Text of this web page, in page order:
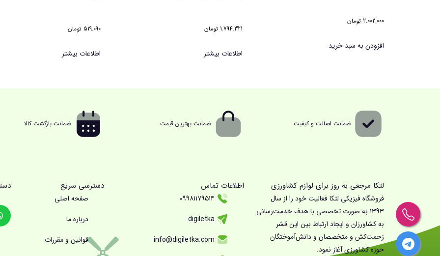
2.002.000 تومان
افزودن به سبد خرید
1.794.321 تومان
اطلاعات بیشتر
519.090 تومان
اطلاعات بیشتر
ضمانت اصالت و کیفیت ضمانت بهترین قیمت ضمانت بازگشت کالا
لتکا مرجعی به روز برای لوازم کشاورزی
فروشگاه فیزیکی لتکا فعالیت خود را از سال
1393 به صورت تخصصی با هدف خدمت‌رسانی
به کشاورزان و ایجاد ارتباط بین این قشر
زحمت‌کش و متخصصان و دانش‌آموختگان
حوزه کشاورزی آغاز نمود.
اطلاعات تماس دسترسی سریع
صفحه اصلی
درباره ما
قوانین و مقررات